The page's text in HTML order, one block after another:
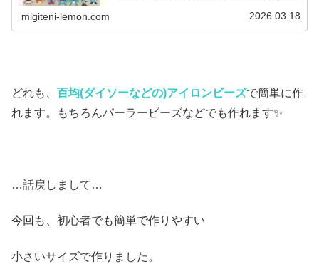
migiteni-lemon.com 2026.03.18
どれも、 百均(ダイソーなどの)アイロンビーズで簡単に作
れます。もちろんパーラービーズなどでも作れます✨
…話戻しまして…
今回も、初心者でも簡単で作りやすい
小さいサイズで作りました。